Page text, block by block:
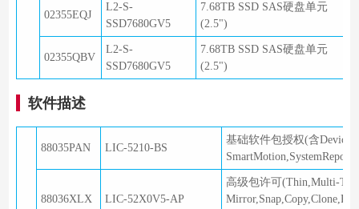
02355EQJ
L2-S-
SSD7680GV5
7.68TB SSD SAS硬盘单元
(2.5")
02355QBV
L2-S-
SSD7680GV5
7.68TB SSD SAS硬盘单元
(2.5")
软件描述
88035PAN LIC-5210-BS
基础软件包授权(含
88036XLX LIC-52X0V5-AP
高级包许可(Thin,Multi-